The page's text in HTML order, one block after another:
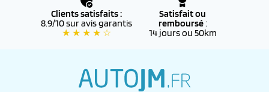
Clients satisfaits :
8.9/10 sur avis garantis
★ ★ ★ ★ ☆
Satisfait ou
remboursé:
14 jours ou 50km